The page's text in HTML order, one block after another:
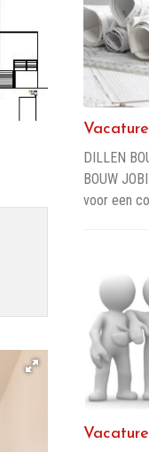
DILLEN
BOUW
voor een